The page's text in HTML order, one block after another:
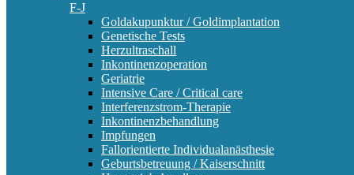
F-J
Goldakupunktur / Goldimplantation
Genetische Tests
Herzultraschall
Inkontinenzoperation
Geriatrie
Intensive Care / Critical care
Interferenzstrom-Therapie
Inkontinenzbehandlung
Impfungen
Fallorientierte Individualanästhesie
Geburtsbetreuung / Kaiserschnitt